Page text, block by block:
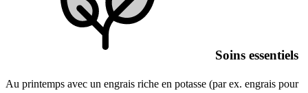
Soins essentiels
Au printemps avec un engrais riche en potasse (par ex. engrais pour